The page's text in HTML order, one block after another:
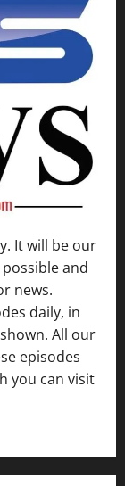
It will be our
and
news.
daily, in
All our
episodes
you can visit